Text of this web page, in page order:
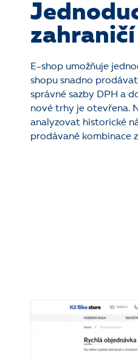
zahraničí
E-shop umožňuje
shopu snadno
správné sazby DPH a
nové trhy je otevřena.
analyzovat historické
prodávané kombinace